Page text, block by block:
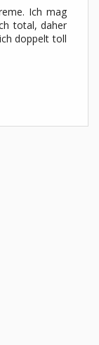
Ich mag
total, daher
doppelt toll